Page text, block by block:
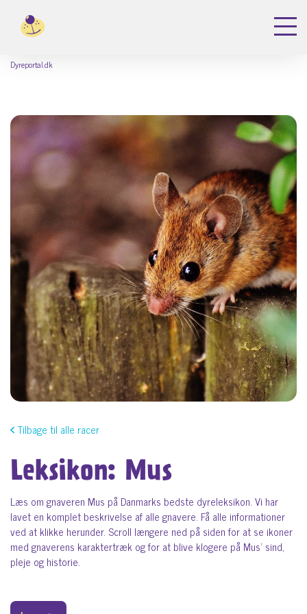
Dyreportal.dk
Tilbage til alle racer
Leksikon: Mus
Læs om gnaveren Mus på Danmarks bedste dyreleksikon. Vi har
lavet en komplet beskrivelse af alle gnavere. Få alle informationer
ved at klikke herunder. Scroll længere ned på siden for at se ikoner
med gnaverens karaktertræk og for at blive klogere på Mus' sind,
pleje og historie.